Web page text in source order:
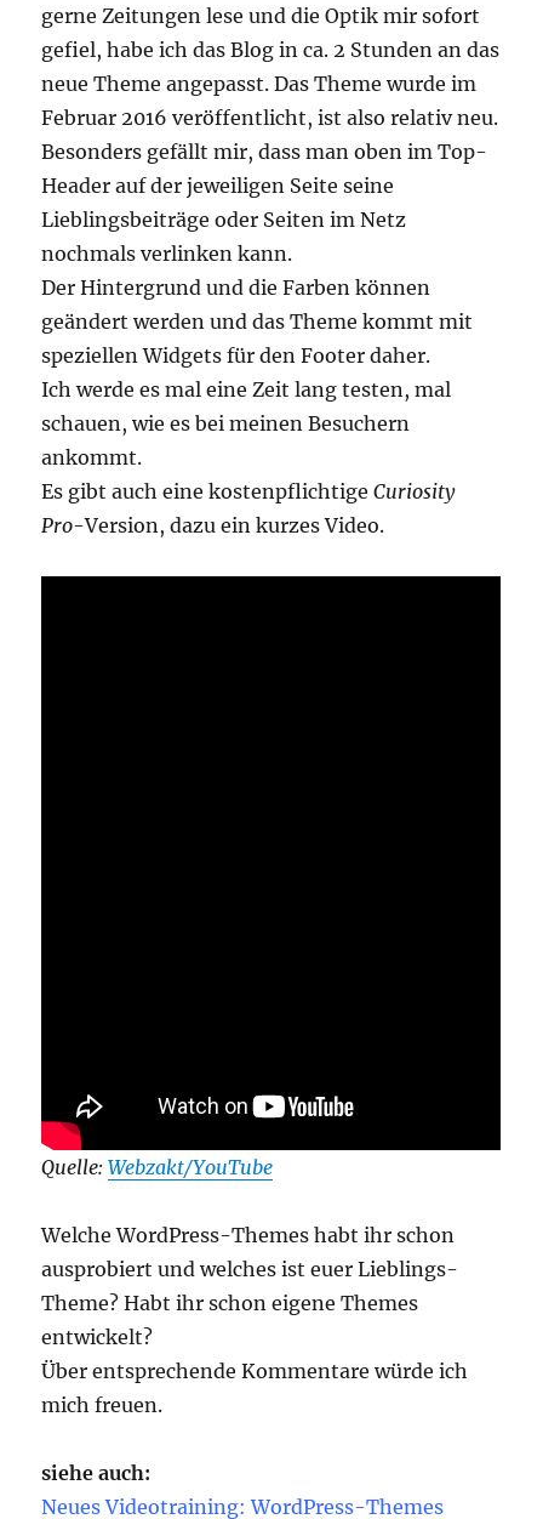
gerne Zeitungen lese und die Optik mir sofort
gefiel, habe ich das Blog in ca. 2 Stunden an das
neue Theme angepasst. Das Theme wurde im
Februar 2016 veröffentlicht, ist also relativ neu.
Besonders gefällt mir, dass man oben im Top-
Header auf der jeweiligen Seite seine
Lieblingsbeiträge oder Seiten im Netz
nochmals verlinken kann.
Der Hintergrund und die Farben können
geändert werden und das Theme kommt mit
speziellen Widgets für den Footer daher.
Ich werde es mal eine Zeit lang testen, mal
schauen, wie es bei meinen Besuchern
ankommt.
Es gibt auch eine kostenpflichtigeCuriosity
Pro-Version, dazu ein kurzes Video.
Quelle:Webzakt/YouTube
Welche WordPress-Themes habt ihr schon
ausprobiert und welches ist euer Lieblings-
Theme? Habt ihr schon eigene Themes
entwickelt?
Über entsprechende Kommentare würde ich
mich freuen.
siehe auch:
Neues Videotraining: WordPress-Themes